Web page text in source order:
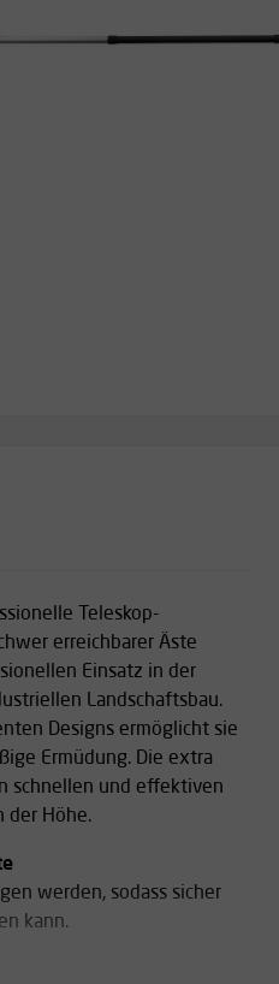
Teleskop-
erreichbarer Äste
Einsatz in der
Landschaftsbau.
Designs ermöglicht sie
Ermüdung. Die extra
schnellen und effektiven
der Höhe.
werden, sodass sicher
kann.